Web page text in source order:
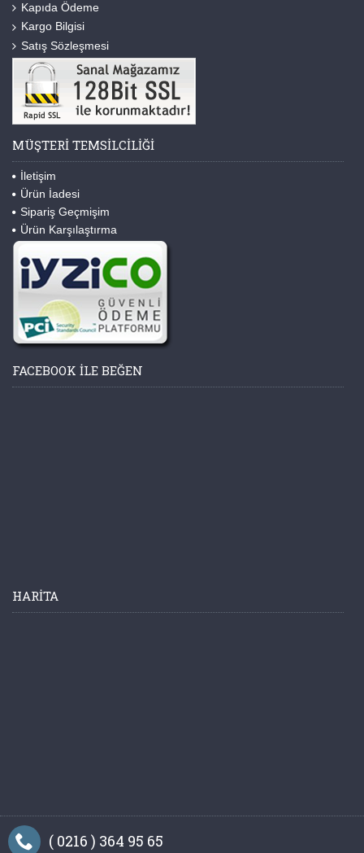
Kapıda Ödeme
Kargo Bilgisi
Satış Sözleşmesi
MÜŞTERI TEMSILCILIĞI
İletişim
Ürün İadesi
Sipariş Geçmişim
Ürün Karşılaştırma
FACEBOOK ILE BEĞEN
HARITA
( 0216 ) 364 95 65